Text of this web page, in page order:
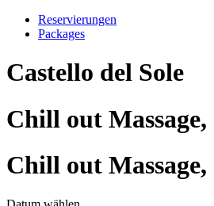
Reservierungen
Packages
Castello del Sole
Chill out
Chill out